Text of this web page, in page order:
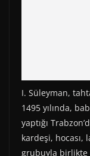
I. Süleyman,
1495 yılında,
yaptığı
kardeşi, hocası,
grubuyla birlikte